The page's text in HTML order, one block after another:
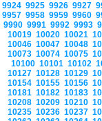
9924 9925 9926 9927
9957 9958 9959 9960
9990 9991 9992 9993
10019 10020 10021
10046 10047 10048
10073 10074 10075
10100 10101 10102
10127 10128 10129
10154 10155 10156
10181 10182 10183
10208 10209 10210
10235 10236 10237